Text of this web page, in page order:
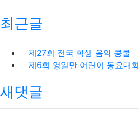
최근글
제27회 전국 학생 음악 콩쿨
제6회 영일만 어린이 동요대회
새댓글